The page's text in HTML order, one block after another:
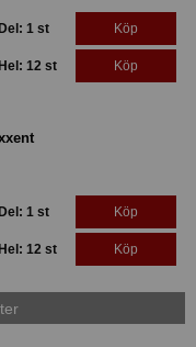
Del: 1 st Köp
Hel: 12 st Köp
Del: 1 st Köp
Hel: 12 st Köp